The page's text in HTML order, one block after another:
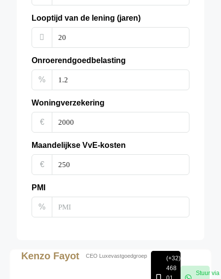
Looptijd van de lening (jaren)
Onroerendgoedbelasting
%
Woningverzekering
€
Maandelijkse VvE-kosten
€
PMI
%
Kenzo Fayot CEO Luxevastgoedgroep
(+32)
468
Stuur via